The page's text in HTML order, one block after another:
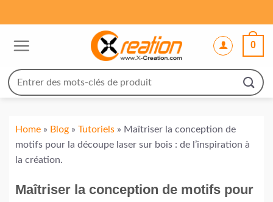
0
Recherche
pour :
Home » Blog » Tutoriels » Maîtriser la conception de
motifs pour la découpe laser sur bois : de l’inspiration à
la création.
Maîtriser la conception de motifs pour